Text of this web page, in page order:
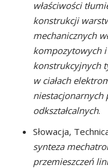
właściwości
konstrukcji
mechanicznych
kompozytowych
konstrukcyjnych
w ciałach
niestacjonarnych
odkształcalnych.
Słowacja,
synteza
przemieszczeń